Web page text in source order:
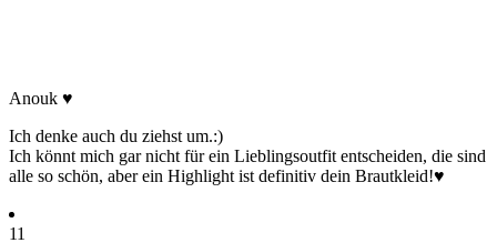
Anouk ♥
Ich denke auch du ziehst um.:)
Ich könnt mich gar nicht für ein Lieblingsoutfit entscheiden, die sind
alle so schön, aber ein Highlight ist definitiv dein Brautkleid!♥
11